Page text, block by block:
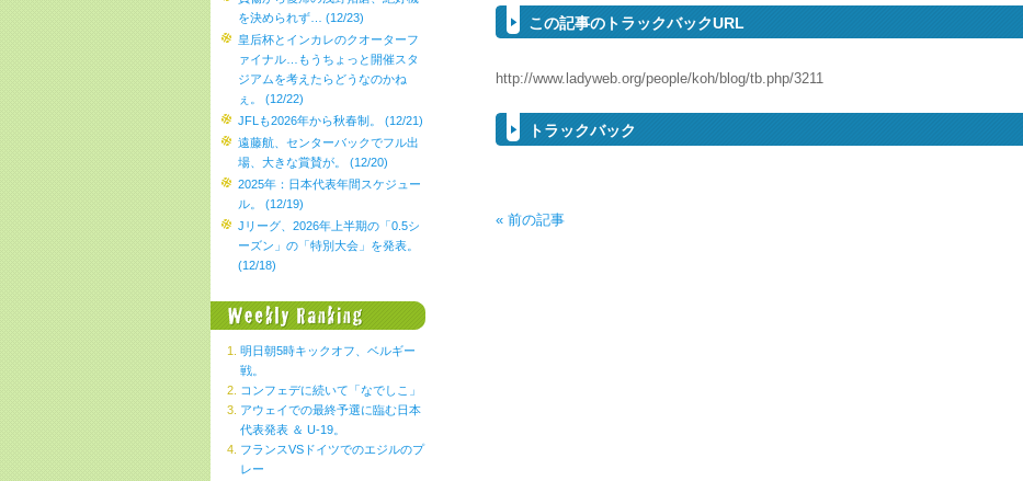
この記事のトラックバックURL
http://www.ladyweb.org/people/koh/blog/tb.php/3211
トラックバック
« 前の記事
を決められず… (12/23)
皇后杯とインカレのクオーターフ
ァイナル…もうちょっと開催スタ
ジアムを考えたらどうなのかね
ぇ。 (12/22)
JFLも2026年から秋春制。 (12/21)
遠藤航、センターバックでフル出
場、大きな賞賛が。 (12/20)
2025年：日本代表年間スケジュー
ル。 (12/19)
Jリーグ、2026年上半期の「0.5シ
ーズン」の「特別大会」を発表。
(12/18)
明日朝5時キックオフ、ベルギー
戦。
コンフェデに続いて「なでしこ」
アウェイでの最終予選に臨む日本
代表発表 ＆ U-19。
フランスVSドイツでのエジルのプ
レー